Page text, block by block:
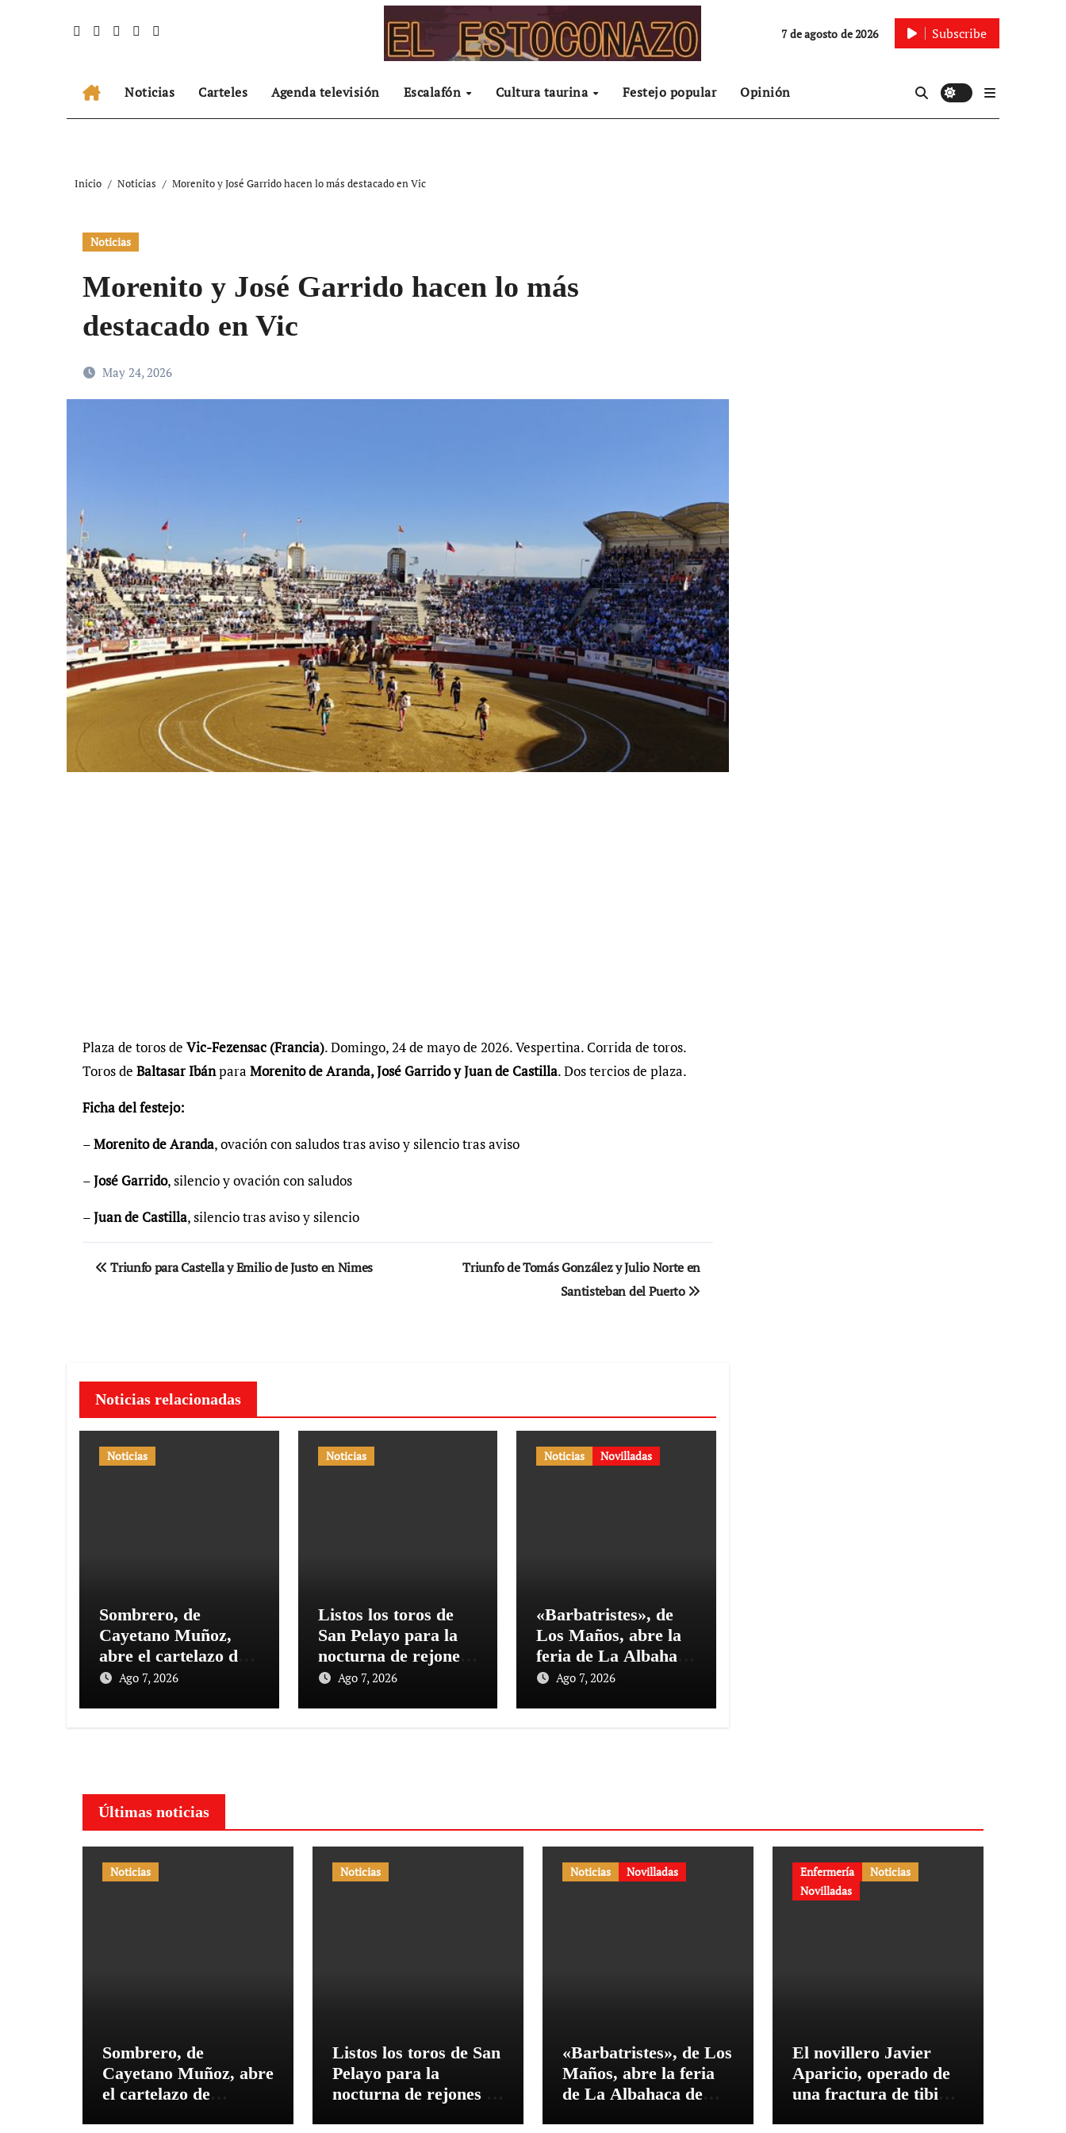
7 de agosto de 2026 Subscribe
Noticias Carteles Agenda televisión Escalafón Cultura taurina Festejo popular Opinión
Inicio Noticias Morenito y José Garrido hacen lo más destacado en Vic
Noticias
Morenito y José Garrido hacen lo más
destacado en Vic
May 24, 2026
Plaza de toros de Vic-Fezensac (Francia). Domingo, 24 de mayo de 2026. Vespertina. Corrida de toros.
Toros de Baltasar Ibánpara Morenito de Aranda, José Garrido y Juan de Castilla. Dos tercios de plaza.
Ficha del festejo:
–Morenito de Aranda, ovación con saludos tras aviso y silencio tras aviso
–José Garrido, silencio y ovación con saludos
–Juan de Castilla, silencio tras aviso y silencio
Navegación
Triunfo para Castella y Emilio de Justo en Nimes
Triunfo de Tomás González y Julio Norte en
Santisteban del Puerto
Noticias relacionadas
Noticias
Sombrero, de
Cayetano Muñoz,
abre el cartelazo de
Marbella
Ago 7, 2026
Noticias
Listos los toros de
San Pelayo para la
nocturna de rejones
en El Puerto
Ago 7, 2026
Noticias Novilladas
«Barbatristes», de
Los Maños, abre la
feria de La Albahaca
de Huesca
Ago 7, 2026
Últimas noticias
Noticias
Sombrero, de
Cayetano Muñoz, abre
el cartelazo de
Noticias
Listos los toros de San
Pelayo para la
nocturna de rejones en
Noticias Novilladas
«Barbatristes», de Los
Maños, abre la feria
de La Albahaca de
Enfermería
Noticias
Novilladas
El novillero Javier
Aparicio, operado de
una fractura de tibia y